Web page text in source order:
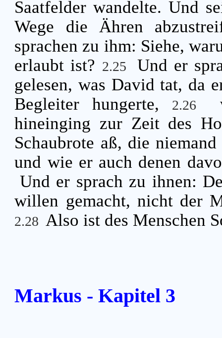
Saatfelder wandelte. Und
Wege die Ähren
sprachen zu ihm: Siehe,
erlaubt ist? 2.25
Und er
gelesen, was David tat, da
Begleiter hungerte,
2.26
hineinging zur Zeit des
Schaubrote aß, die
und wie er auch denen
Und er sprach zu ihnen:
willen gemacht, nicht der
2.28 Also ist des Menschen
Markus - Kapitel 3